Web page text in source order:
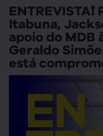
Itabuna,
apoio do
Geraldo
está